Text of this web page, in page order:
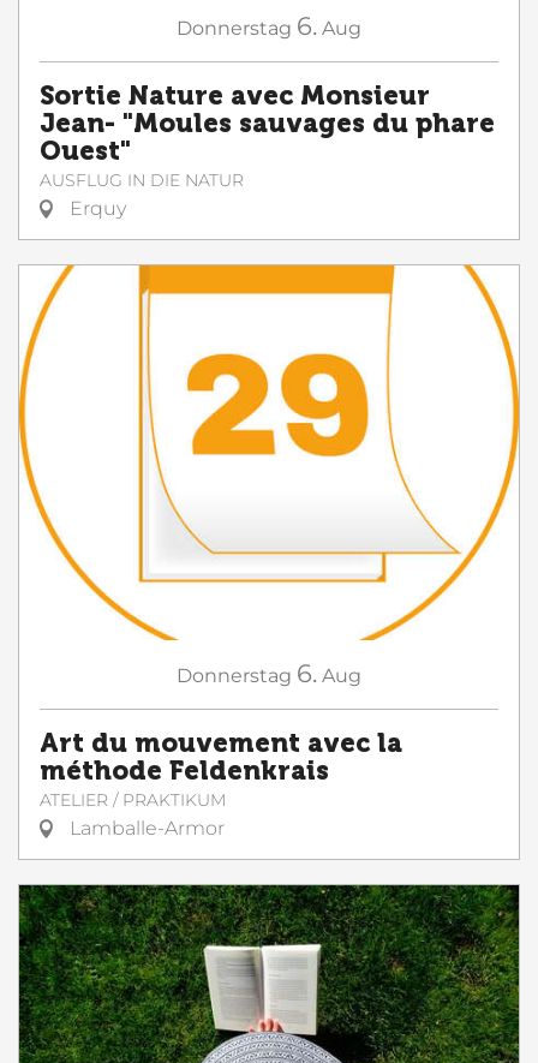
Donnerstag 6. Aug
Sortie Nature avec Monsieur
Jean- "Moules sauvages du phare
Ouest"
AUSFLUG IN DIE NATUR
Erquy
Donnerstag 6. Aug
Art du mouvement avec la
méthode Feldenkrais
ATELIER / PRAKTIKUM
Lamballe-Armor